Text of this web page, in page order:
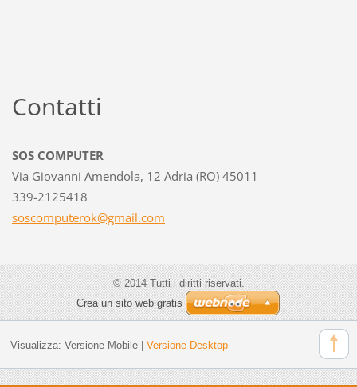
Contatti
SOS COMPUTER
Via Giovanni Amendola, 12 Adria (RO) 45011
339-2125418
soscomputerok@gmail.com
© 2014 Tutti i diritti riservati.
Crea un sito web gratis
Visualizza: Versione Mobile| Versione Desktop